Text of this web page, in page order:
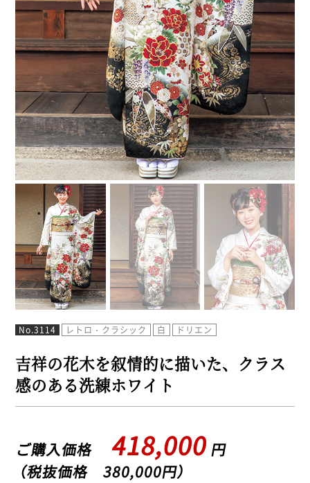
No.3114 レトロ・クラシック 白 ドリエン
吉祥の花木を叙情的に描いた、クラス
感のある洗練ホワイト
ご購入価格418,000 円
（税抜価格 380,000円）